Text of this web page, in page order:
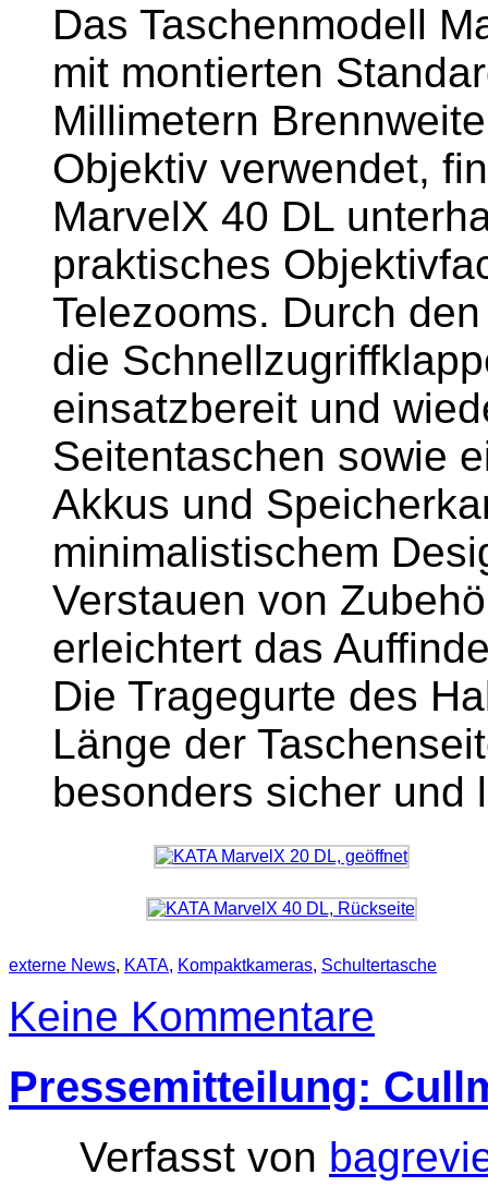
Das Taschenmodell
mit montierten
Millimetern
Objektiv verwendet,
MarvelX 40 DL
praktisches
Telezooms. Durch
die
einsatzbereit und
Seitentaschen sowie
Akkus und
minimalistischem
Verstauen von
erleichtert das
Die Tragegurte des
Länge der
besonders sicher und
externe News, KATA, Kompaktkameras, Schultertasche
Keine Kommentare
Pressemitteilung:
Verfasst von